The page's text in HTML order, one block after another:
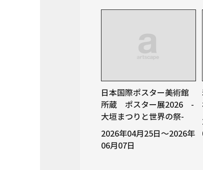
日本国際ポスター美術館
所蔵 ポスター展2026 -
大垣まつりと世界の祭-
2026年04月25日～2026年
06月07日